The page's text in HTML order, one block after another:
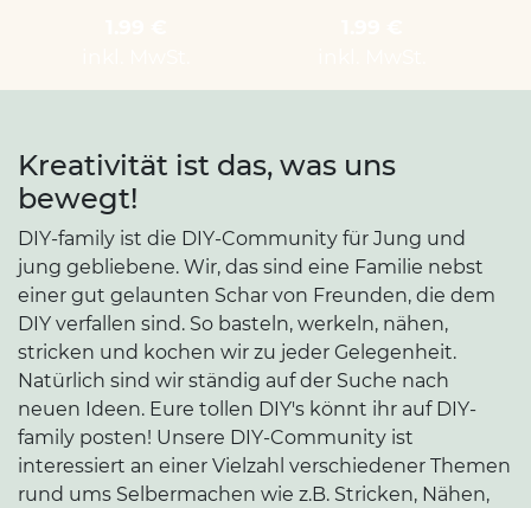
Kreativität ist das, was uns
bewegt!
DIY-family ist die DIY-Community für Jung und
jung gebliebene. Wir, das sind eine Familie nebst
einer gut gelaunten Schar von Freunden, die dem
DIY verfallen sind. So basteln, werkeln, nähen,
stricken und kochen wir zu jeder Gelegenheit.
Natürlich sind wir ständig auf der Suche nach
neuen Ideen. Eure tollen DIY's könnt ihr auf DIY-
family posten! Unsere DIY-Community ist
interessiert an einer Vielzahl verschiedener Themen
rund ums Selbermachen wie z.B. Stricken, Nähen,